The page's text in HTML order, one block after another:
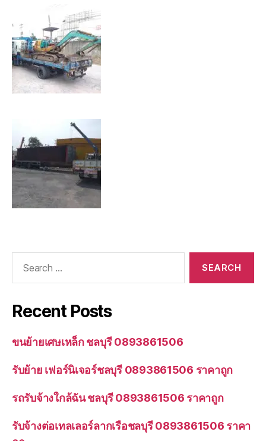
Recent Posts
ขนย้ายเศษเหล็ก ชลบุรี 0893861506
รับย้าย เฟอร์นิเจอร์ชลบุรี 0893861506 ราคาถูก
รถรับจ้างใกล้ฉัน ชลบุรี 0893861506 ราคาถูก
รับจ้างต่อเทลเลอร์ลากเรือชลบุรี 0893861506 ราคา